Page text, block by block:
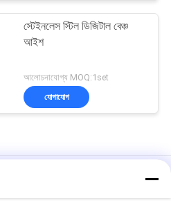
স্টেইনলেস স্টিল ডিজিটাল বেঞ্চ
আইশ
আলোচনাযোগ্য MOQ:1set
যোগাযোগ
ডিজিটাল বেঞ্চ স্কেল, ইলেক্ট্রনিক প্ল্যাটফর্ম